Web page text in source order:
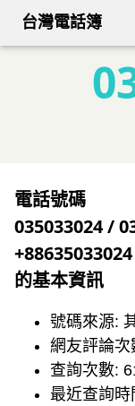
台灣電話簿
電話號碼
035033024 /
的基本資訊
號碼來源:
網友評論次
查詢次數:
最近查詢